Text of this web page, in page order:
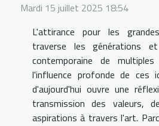
Mardi 15 juillet 2025 18:54
L'attirance pour les
traverse les générations
contemporaine de multiples
l'influence profonde de ces
d'aujourd'hui ouvre une
transmission des valeurs,
aspirations à travers l'art.